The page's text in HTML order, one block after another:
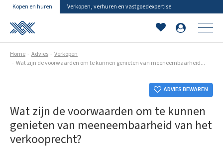
Kopen en huren Verkopen, verhuren en vastgoedexpertise
Home Advies
Verkopen
Wat zijn de voorwaarden om te kunnen genieten van meeneembaarheid...
Wat zijn de voorwaarden om te kunnen
genieten van meeneembaarheid van het
verkooprecht?
ADVIES BEWAREN